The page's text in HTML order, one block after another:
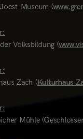
Museum (
Volksbildung (
Zach (Kulturhaus
Mühle